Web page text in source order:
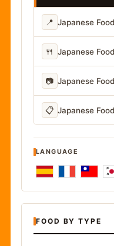
📍 Japanese
🍴 Japanese
📷 Japanese
📋 Japanese
LANGUAGE
FOOD BY TYPE